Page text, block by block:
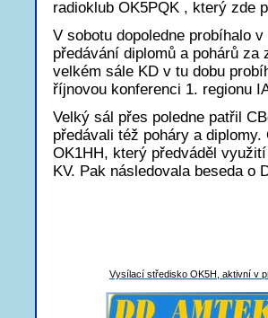
radioklub OK5PQK , který zde
V sobotu dopoledne probíhalo
předávání diplomů a pohárů za
velkém sále KD v tu dobu
říjnovou konferenci 1. regionu
Velký sál přes poledne patřil
předávali též poháry a
OK1HH, který předváděl
KV. Pak následovala beseda o
Vysílací středisko OK5H, aktivní v